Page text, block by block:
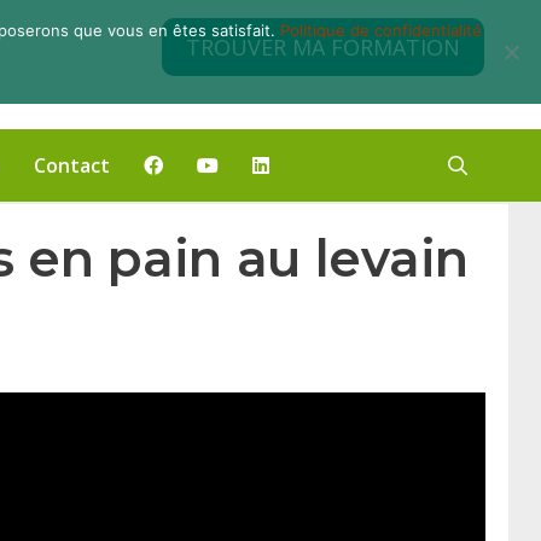
TROUVER MA FORMATION
Contact
en pain au levain
que vous en êtes satisfait. Politique de confidentialité